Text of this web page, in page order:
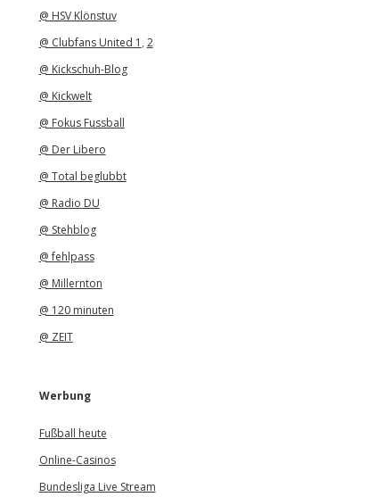
@ HSV Klönstuv
@ Clubfans United 1 , 2
@ Kickschuh-Blog
@ Kickwelt
@ Fokus Fussball
@ Der Libero
@ Total beglubbt
@ Radio DU
@ Stehblog
@ fehlpass
@ Millernton
@ 120 minuten
@ ZEIT
Werbung
Fußball heute
Online-Casinos
Bundesliga Live Stream